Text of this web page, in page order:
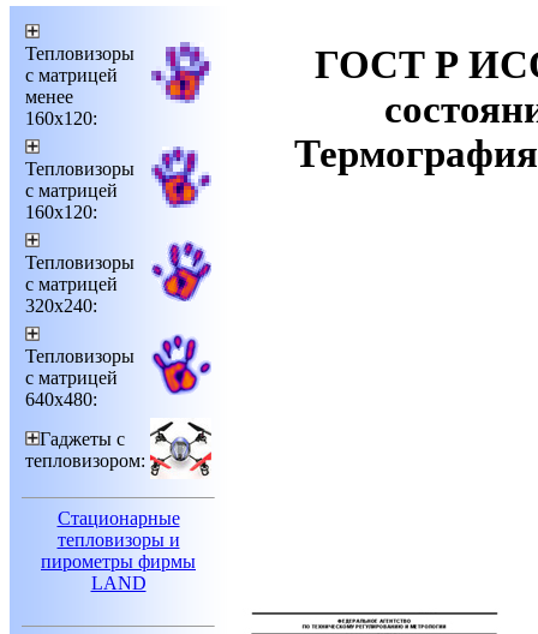
Тепловизоры
с матрицей
менее
160х120:
Тепловизоры
с матрицей
160х120:
Тепловизоры
с матрицей
320х240:
Тепловизоры
с матрицей
640х480:
Гаджеты с
тепловизором:
Стационарные
тепловизоры и
пирометры фирмы
LAND
ГОСТ Р ИСО